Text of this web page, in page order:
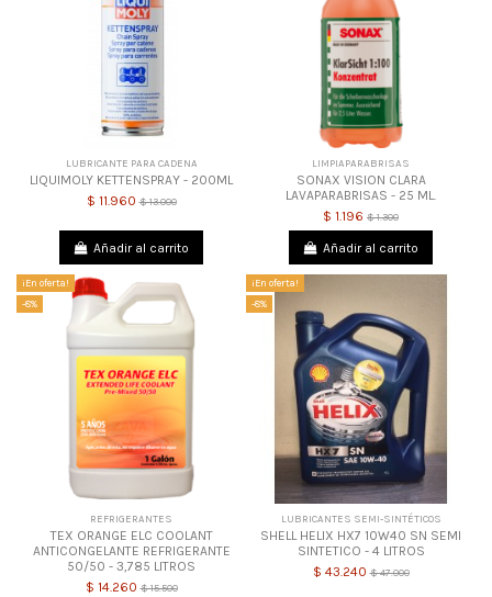
LUBRICANTE PARA CADENA
LIQUIMOLY KETTENSPRAY - 200ML
$ 11.960$ 13.000
Añadir al carrito
LIMPIAPARABRISAS
SONAX VISION CLARA
LAVAPARABRISAS - 25 ML.
$ 1.196 $ 1.300
Añadir al carrito
¡En oferta!
-8%
REFRIGERANTES
TEX ORANGE ELC COOLANT
ANTICONGELANTE REFRIGERANTE
50/50 - 3,785 LITROS
$ 14.260$ 15.500
¡En oferta!
-8%
LUBRICANTES SEMI-SINTÉTICOS
SHELL HELIX HX7 10W40 SN SEMI
SINTETICO - 4 LITROS
$ 43.240$ 47.000